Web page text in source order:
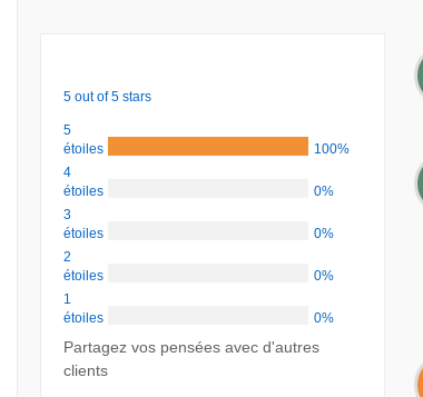
5 out of 5 stars
5
étoiles
100%
4
étoiles
0%
3
étoiles
0%
2
étoiles
0%
1
étoiles
0%
Partagez vos pensées avec d'autres
clients